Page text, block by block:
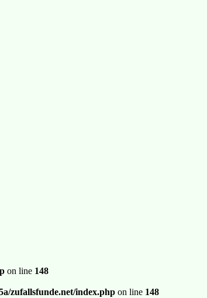
on line 148
zufallsfunde.net/index.php on line 148